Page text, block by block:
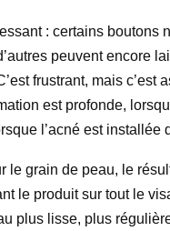
: certains boutons
peuvent encore
frustrant, mais c’est
est profonde,
l’acné est installée
le grain de peau, le
le produit sur tout le
plus lisse, plus